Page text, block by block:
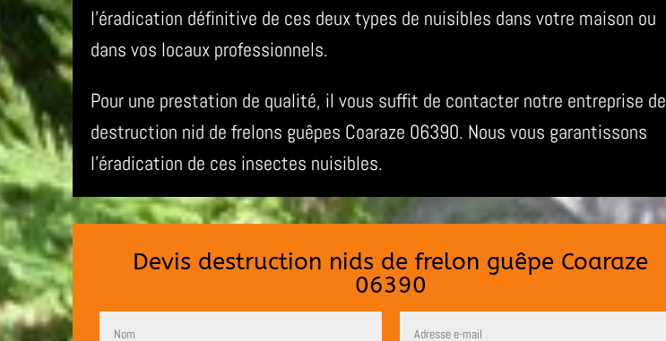
l’éradication définitive de ces deux types de nuisibles dans votre maison ou
dans vos locaux professionnels.
Pour une prestation de qualité, il vous suffit de contacter notre entreprise de
destruction nid de frelons guêpes Coaraze 06390. Nous vous garantissons
l’éradication de ces insectes nuisibles.
Devis destruction nids de frelon guêpe Coaraze
06390